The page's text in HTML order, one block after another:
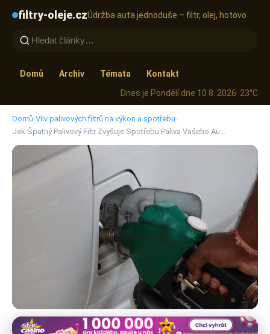
filtry-oleje.czÚdržba auta jednoduše – filtr, olej, hotovo
Domů Archiv Témata
Kontakt
Dnes je Pondělí dne 10 8. 2026· 23°C
Domů›Vliv palivových filtrů na výkon a spotřebu›
Jak Špatný Palivový Filtr Zvyšuje Spotřebu Paliva Vašeho Au…
Vliv palivových filtrů na výkon a spotřebu